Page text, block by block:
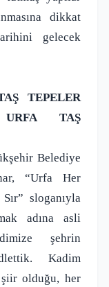
dikkat
gelecek
TEPELER
TAŞ
Belediye
“Urfa Her
sloganıyla
adına asli
şehrin
Kadim
olduğu, her